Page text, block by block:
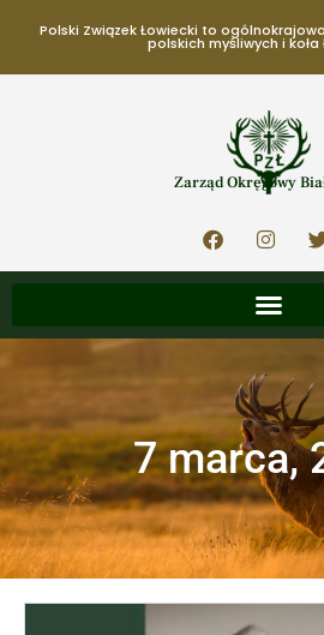
Polski Związek Łowiecki to
polskich myśliwych i koła
Zarząd Okręgowy
7 marca,